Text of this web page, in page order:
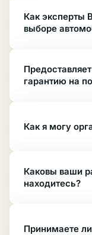
Как эксперты
выборе
гарантию на
Как я могу
Каковы ваши
находитесь?
Принимаете